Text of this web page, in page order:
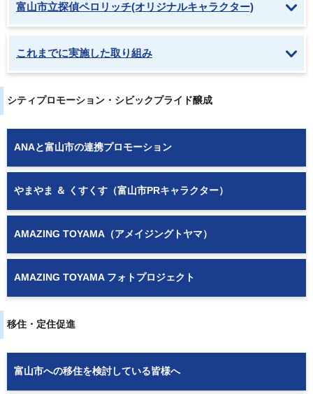
富山市立探偵ペロリッチ(オリジナルキャラクター)
これまでに実施した取り組み
シティプロモーション・シビックプライド醸成
ANAと富山市の連携プロモーション
やまやま ＆ くすくす（富山市PRキャラクター）
AMAZING TOYAMA（アメイジングトヤマ）
AMAZING TOYAMA フォトプロジェクト
移住・定住促進
富山市への移住を検討している皆様へ